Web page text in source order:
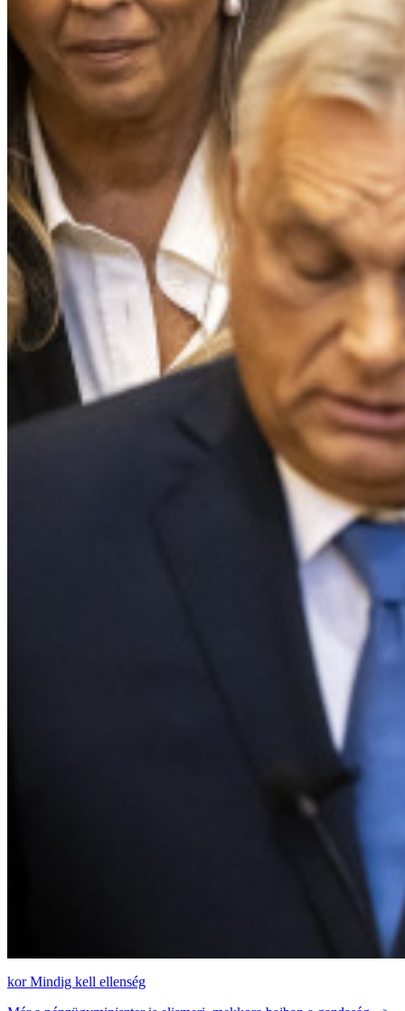
Mindig kell ellenség